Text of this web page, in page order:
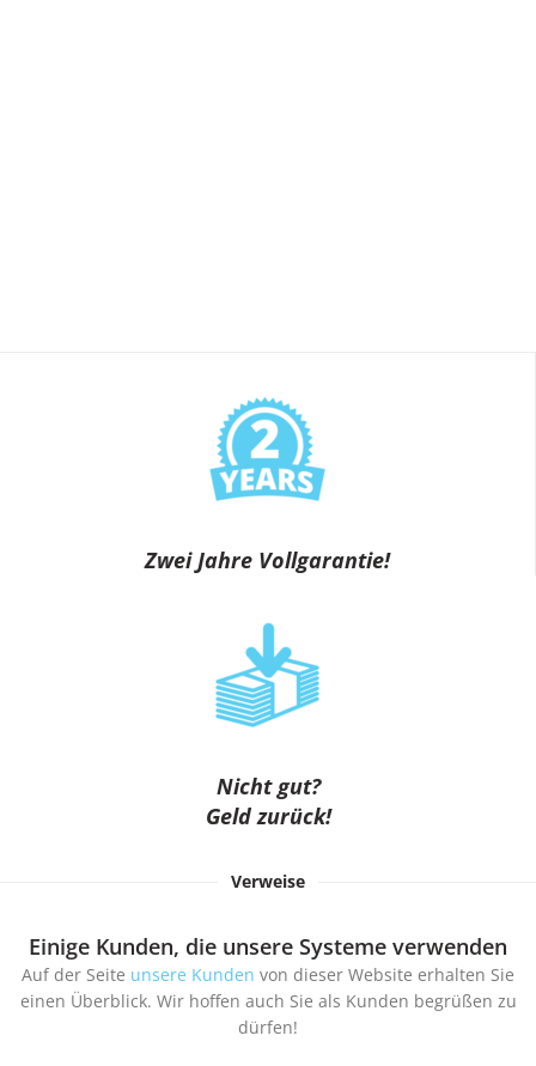
Zwei Jahre Vollgarantie!
Nicht gut?
Geld zurück!
Verweise
Einige Kunden, die unsere Systeme verwenden
Auf der Seite unsere Kunden von dieser Website erhalten Sie
einen Überblick. Wir hoffen auch Sie als Kunden begrüßen zu
dürfen!